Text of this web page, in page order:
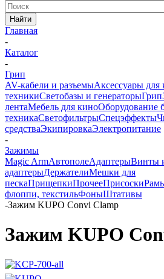
Найти
Главная
-
Каталог
-
Грип
AV-кабели и разъемыАксессуары для
техникиСветобазы и генераторыГрип
лентаМебель для киноОборудование
техникаСветофильтрыСпецэффекты
средстваЭкипировкаЭлектропитание
-
Зажимы
Magic ArmАвтополеАдаптерыВинты
адаптерыДержателиМешки для
пескаПрищепкиПрочееПрисоски
флоппи, текстильФоныШтативы
-Зажим KUPO Convi Clamp
Зажим KUPO